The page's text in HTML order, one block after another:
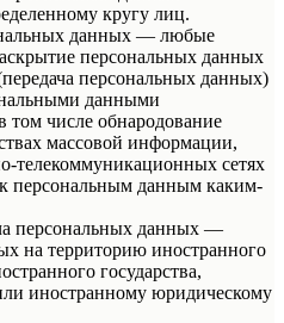
кругу лиц.
данных — любые
персональных данных
персональных данных)
данными
том числе обнародование
массовой информации,
телекоммуникационных сетях
персональным данным каким-
персональных данных —
на территорию иностранного
государства,
иностранному юридическому